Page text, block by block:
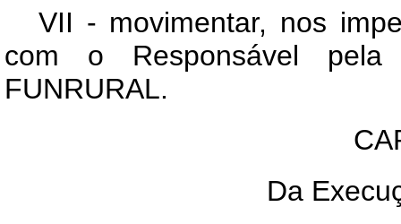
VII - movimentar, nos
com o Responsável
FUNRURAL.
Da